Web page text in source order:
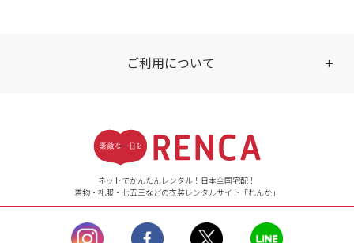
ご利用について
【ご注文（インターネット）】
24時間年中無休
【お問い合わせ窓口（メー
ル）】10:00~17:00
土曜日、日曜日、臨
ネットでかんたんレンタル！日本全国宅配！
着物・礼服・七五三などの衣装レンタルサイト「れんか」